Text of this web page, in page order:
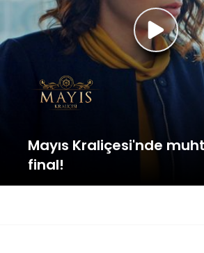
Mayıs Kraliçesi'nde
final!